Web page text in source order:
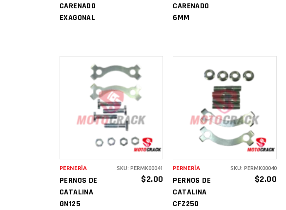
CARENADO
EXAGONAL
CARENADO
6MM
AÑADIR AL
CARRITO
PERNOS DE
CATALINA
GN125
$2.00
PERNERÍA SKU: PERMK00041
AÑADIR AL
CARRITO
PERNOS DE
CATALINA
CFZ250
$2.00
PERNERÍA SKU: PERMK00040